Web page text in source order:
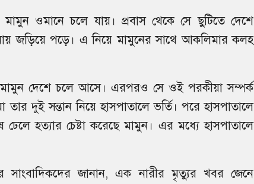
ওমানে চলে যায়। প্রবাস থেকে সে ছুটিতে দেশে
জড়িয়ে পড়ে। এ নিয়ে মামুনের সাথে আকলিমার কলহ
দেশে চলে আসে। এরপরও সে ওই পরকীয়া সম্পর্ক
দুই সন্তান নিয়ে হাসপাতালে ভর্তি। পরে হাসপাতালে
হত্যার চেষ্টা করেছে মামুন। এর মধ্যে হাসপাতালে
সাংবাদিকদের জানান, এক নারীর মৃত্যুর খবর জেনে